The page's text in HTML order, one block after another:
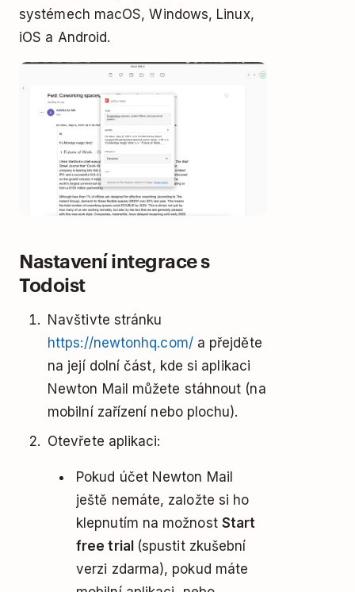
systémech macOS, Windows, Linux,
iOS a Android.
Nastavení integrace s
Todoist
Navštivte stránku
https://newtonhq.com/a přejděte
na její dolní část, kde si aplikaci
Newton Mail můžete stáhnout (na
mobilní zařízení nebo plochu).
Otevřete aplikaci:
Pokud účet Newton Mail
ještě nemáte, založte si ho
klepnutím na možnost Start
free trial (spustit zkušební
verzi zdarma), pokud máte